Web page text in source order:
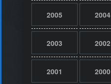
2005 2004
2003 2002
2001 2000